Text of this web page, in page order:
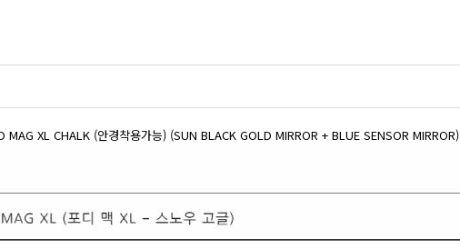
MAG XL CHALK (안경착용가능) (SUN BLACK GOLD MIRROR + BLUE SENSOR MIRROR)